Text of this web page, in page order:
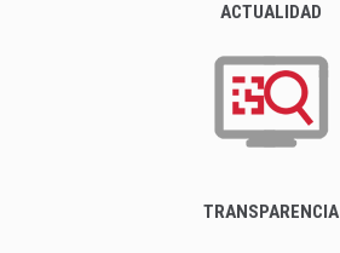
ACTUALIDAD
TRANSPARENCIA